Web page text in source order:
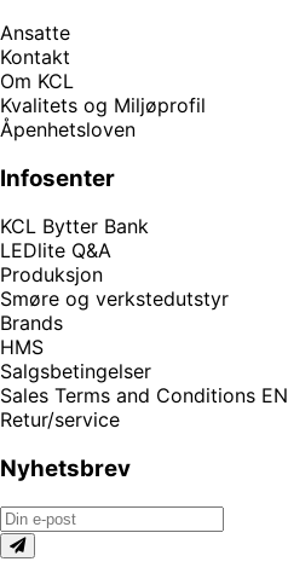
Ansatte
Kontakt
Om KCL
Kvalitets og Miljøprofil
Åpenhetsloven
Infosenter
KCL Bytter Bank
LEDlite Q&A
Produksjon
Smøre og verkstedutstyr
Brands
HMS
Salgsbetingelser
Sales Terms and Conditions EN
Retur/service
Nyhetsbrev